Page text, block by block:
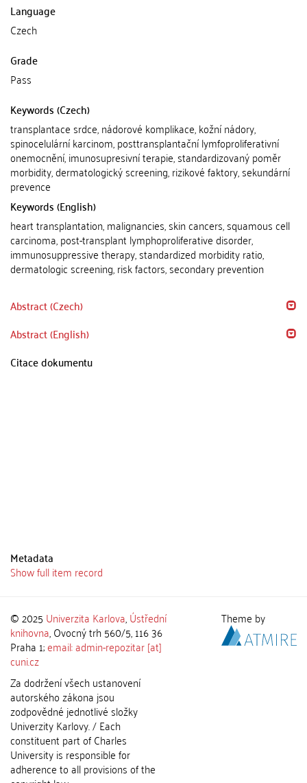
Language
Czech
Grade
Pass
Keywords (Czech)
transplantace srdce, nádorové komplikace, kožní nádory,
spinocelulární karcinom, posttransplantační lymfoproliferativní
onemocnění, imunosupresivní terapie, standardizovaný poměr
morbidity, dermatologický screening, rizikové faktory, sekundární
prevence
Keywords (English)
heart transplantation, malignancies, skin cancers, squamous cell
carcinoma, post-transplant lymphoproliferative disorder,
immunosuppressive therapy, standardized morbidity ratio,
dermatologic screening, risk factors, secondary prevention
Abstract (Czech)
Abstract (English)
Citace dokumentu
Metadata
Show full item record
© 2025 Univerzita Karlova,Ústřední
knihovna, Ovocný trh 560/5, 116 36
Praha 1;email: admin-repozitar [at]
cuni.cz
Za dodržení všech ustanovení
autorského zákona jsou
zodpovědné jednotlivé složky
Univerzity Karlovy. / Each
constituent part of Charles
University is responsible for
adherence to all provisions of the
Theme by